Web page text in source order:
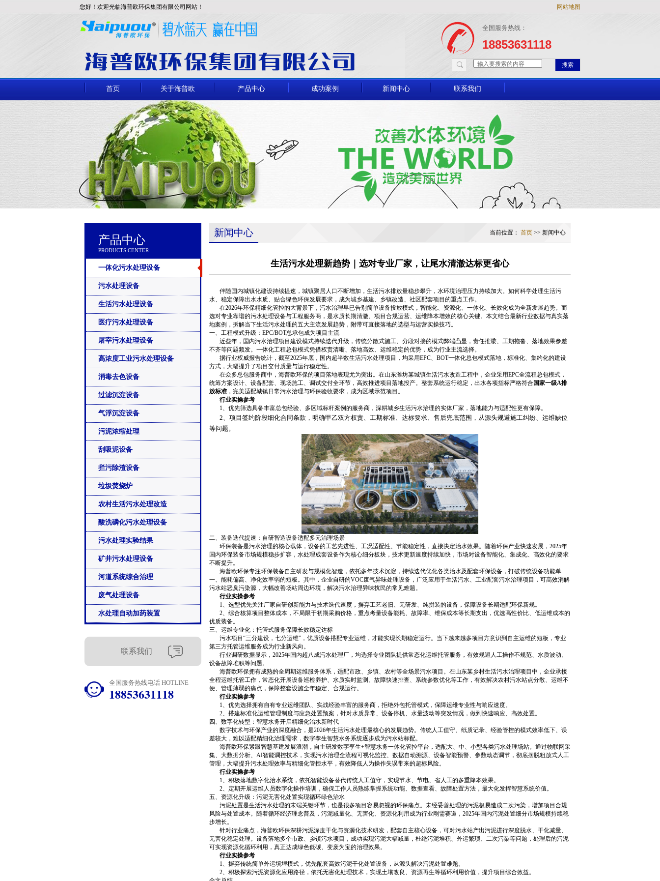
您好！欢迎光临海普欧环保集团有限公司网站！ 网站地图
全国服务热线：
18853631118
搜索
首页 关于海普欧 产品中心 成功案例 新闻中心 联系我们
产品中心
PRODUCTS CENTER
一体化污水处理设备
污水处理设备
生活污水处理设备
医疗污水处理设备
屠宰污水处理设备
高浓度工业污水处理设备
消毒去色设备
过滤沉淀设备
气浮沉淀设备
污泥浓缩处理
刮吸泥设备
拦污除渣设备
垃圾焚烧炉
农村生活污水处理改造
酸洗磷化污水处理设备
污水处理实验结果
矿井污水处理设备
河道系统综合治理
废气处理设备
水处理自动加药装置
联系我们
全国服务热线电话 HOTLINE
18853631118
当前位置： 首页 >> 新闻中心
新闻中心
生活污水处理新趋势｜选对专业厂家，让尾水清澈达标更省心
伴随国内城镇化建设持续提速，城镇聚居人口不断增加，生活污水排放量稳步攀升，水环境治理压力持续加大。如何科学处理生活污
水、稳定保障出水水质、贴合绿色环保发展要求，成为城乡基建、乡镇改造、社区配套项目的重点工作。
在2026年环保精细化管控的大背景下，污水治理早已告别简单设备投放模式，智能化、资源化、一体化、长效化成为全新发展趋势。而
选对专业靠谱的污水处理设备与工程服务商，是水质长期清澈、项目合规运营、运维降本增效的核心关键。本文结合最新行业数据与真实落
地案例，拆解当下生活污水处理的五大主流发展趋势，附带可直接落地的选型与运营实操技巧。
一、工程模式升级：EPC/BOT总承包成为项目主流
近些年，国内污水治理项目建设模式持续迭代升级，传统分散式施工、分段对接的模式弊端凸显，责任推诿、工期拖沓、落地效果参差
不齐等问题频发。一体化工程总包模式凭借权责清晰、落地高效、运维稳定的优势，成为行业主流选择。
据行业权威报告统计，截至2025年底，国内超半数生活污水处理项目，均采用EPC、BOT一体化总包模式落地，标准化、集约化的建设
方式，大幅提升了项目交付质量与运行稳定性。
在众多总包服务商中，海普欧环保的项目落地表现尤为突出。在山东潍坊某城镇生活污水改造工程中，企业采用EPC全流程总包模式，
统筹方案设计、设备配套、现场施工、调试交付全环节，高效推进项目落地投产。整套系统运行稳定，出水各项指标严格符合国家一级A排
放标准 ，完美适配城镇日常污水治理与环保验收要求，成为区域示范项目。
行业实操参考
1、优先筛选具备丰富总包经验、多区域标杆案例的服务商，深耕城乡生活污水治理的实体厂家，落地能力与适配性更有保障。
2、项目签约阶段细化合同条款，明确甲乙双方权责、工期标准、达标要求、售后兜底范围，从源头规避施工纠纷、运维缺位
等问题。
二、装备迭代提速：自研智造设备适配多元治理场景
环保装备是污水治理的核心载体，设备的工艺先进性、工况适配性、节能稳定性，直接决定治水效果。随着环保产业快速发展，2025年
国内环保装备市场规模稳步扩容，水处理成套设备作为核心细分板块，技术更新速度持续加快，市场对设备智能化、集成化、高效化的要求
不断提升。
海普欧环保专注环保装备自主研发与规模化智造，依托多年技术沉淀，持续迭代优化各类治水及配套环保设备，打破传统设备功能单
一、能耗偏高、净化效率弱的短板。其中，企业自研的VOC废气异味处理设备，广泛应用于生活污水、工业配套污水治理项目，可高效消解
污水站恶臭污染源，大幅改善场站周边环境，解决污水治理异味扰民的常见难题。
行业实操参考
1、选型优先关注厂家自研创新能力与技术迭代速度，摒弃工艺老旧、无研发、纯拼装的设备，保障设备长期适配环保新规。
2、综合核算项目整体成本，不局限于初期采购价格，重点考量设备能耗、故障率、维保成本等长期支出，优选高性价比、低运维成本的
优质装备。
三、运维专业化：托管式服务保障长效稳定达标
污水项目“三分建设，七分运维”，优质设备搭配专业运维，才能实现长期稳定运行。当下越来越多项目方意识到自主运维的短板，专业
第三方托管运维服务成为行业新风向。
行业调研数据显示，2025年国内超八成污水处理厂，均选择专业团队提供常态化运维托管服务，有效规避人工操作不规范、水质波动、
设备故障堆积等问题。
海普欧环保拥有成熟的全周期运维服务体系，适配市政、乡镇、农村等全场景污水项目。在山东某乡村生活污水治理项目中，企业承接
全程运维托管工作，常态化开展设备巡检养护、水质实时监测、故障快速排查、系统参数优化等工作，有效解决农村污水站点分散、运维不
便、管理薄弱的痛点，保障整套设施全年稳定、合规运行。
行业实操参考
1、优先选择拥有自有专业运维团队、实战经验丰富的服务商，拒绝外包托管模式，保障运维专业性与响应速度。
2、搭建标准化运维管理制度与应急处置预案，针对水质异常、设备停机、水量波动等突发情况，做到快速响应、高效处置。
四、数字化转型：智慧水务开启精细化治水新时代
数字技术与环保产业的深度融合，是2026年生活污水处理最核心的发展趋势。传统人工值守、纸质记录、经验管控的模式效率低下、误
差较大，难以适配精细化治理需求，数字孪生智慧水务系统逐步成为污水站标配。
海普欧环保紧跟智慧基建发展浪潮，自主研发数字孪生+智慧水务一体化管控平台，适配大、中、小型各类污水处理场站。通过物联网采
集、大数据分析、AI智能调控技术，实现污水治理全流程可视化监控、数据自动溯源、设备智能预警、参数动态调节，彻底摆脱粗放式人工
管理，大幅提升污水处理效率与精细化管控水平，有效降低人为操作失误带来的超标风险。
行业实操参考
1、积极落地数字化治水系统，依托智能设备替代传统人工值守，实现节水、节电、省人工的多重降本效果。
2、定期开展运维人员数字化操作培训，确保工作人员熟练掌握系统功能、数据查看、故障处置方法，最大化发挥智慧系统价值。
五、资源化升级：污泥无害化处置实现循环绿色治水
污泥处置是生活污水处理的末端关键环节，也是很多项目容易忽视的环保痛点。未经妥善处理的污泥极易造成二次污染，增加项目合规
风险与处置成本。随着循环经济理念普及，污泥减量化、无害化、资源化利用成为行业刚需赛道，2025年国内污泥处置细分市场规模持续稳
步增长。
针对行业痛点，海普欧环保深耕污泥深度干化与资源化技术研发，配套自主核心设备，可对污水站产出污泥进行深度脱水、干化减量、
无害化稳定处理。设备落地多个市政、乡镇污水项目，成功实现污泥大幅减量，杜绝污泥堆积、外运繁琐、二次污染等问题，处理后的污泥
可实现资源化循环利用，真正达成绿色低碳、变废为宝的治理效果。
行业实操参考
1、摒弃传统简单外运填埋模式，优先配套高效污泥干化处置设备，从源头解决污泥处置难题。
2、积极探索污泥资源化应用路径，依托无害化处理技术，实现土壤改良、资源再生等循环利用价值，提升项目综合效益。